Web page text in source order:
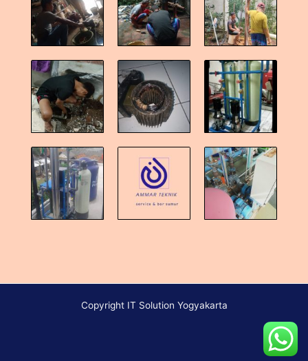
Copyright IT Solution Yogyakarta